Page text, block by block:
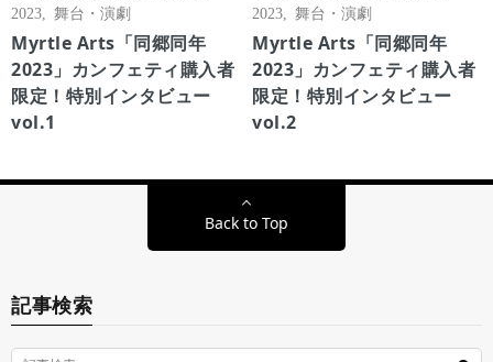
2023
舞台・演劇
Myrtle Arts「同郷同年
2023」カンフェティ購入者
限定！特別インタビュー
vol.1
2023
舞台・演劇
Myrtle Arts「同郷同年
2023」カンフェティ購入者
限定！特別インタビュー
vol.2
Back to Top
記事検索